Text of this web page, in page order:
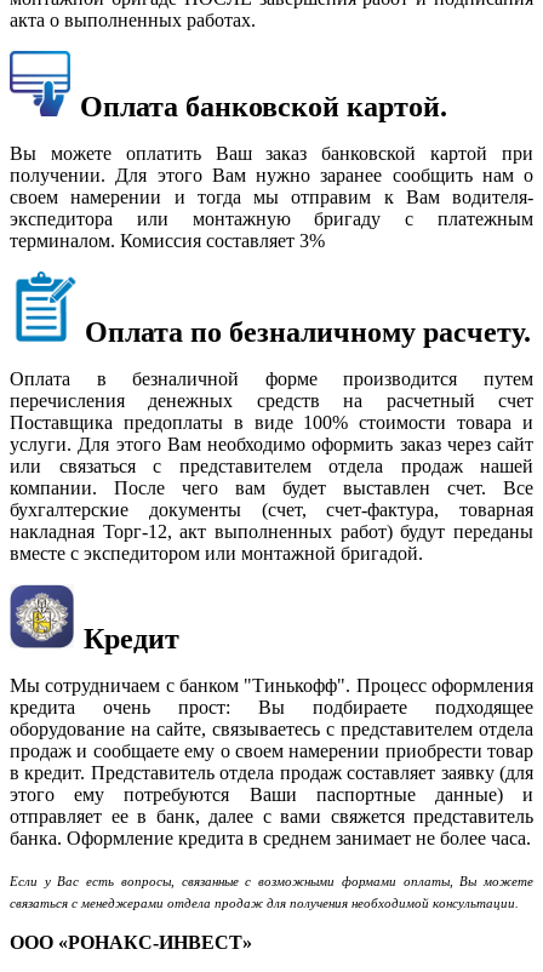
акта о выполненных работах.
Оплата банковской картой.
Вы можете оплатить Ваш заказ банковской картой при
получении. Для этого Вам нужно заранее сообщить нам о
своем намерении и тогда мы отправим к Вам водителя-
экспедитора или монтажную бригаду с платежным
терминалом. Комиссия составляет 3%
Оплата по безналичному расчету.
Оплата в безналичной форме производится путем
перечисления денежных средств на расчетный счет
Поставщика предоплаты в виде 100% стоимости товара и
услуги. Для этого Вам необходимо оформить заказ через сайт
или связаться с представителем отдела продаж нашей
компании. После чего вам будет выставлен счет. Все
бухгалтерские документы (счет, счет-фактура, товарная
накладная Торг-12, акт выполненных работ) будут переданы
вместе с экспедитором или монтажной бригадой.
Кредит
Мы сотрудничаем с банком "Тинькофф". Процесс оформления
кредита очень прост: Вы подбираете подходящее
оборудование на сайте, связываетесь с представителем отдела
продаж и сообщаете ему о своем намерении приобрести товар
в кредит. Представитель отдела продаж составляет заявку (для
этого ему потребуются Ваши паспортные данные) и
отправляет ее в банк, далее с вами свяжется представитель
банка. Оформление кредита в среднем занимает не более часа.
Если у Вас есть вопросы, связанные с возможными формами оплаты, Вы можете
связаться с менеджерами отдела продаж для получения необходимой консультации.
ООО «РОНАКС-ИНВЕСТ»